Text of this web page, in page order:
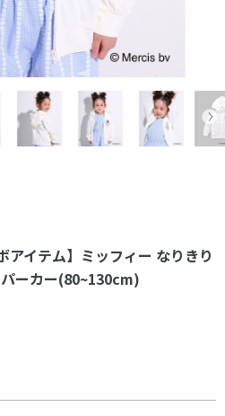
イテム】ミッフィー なりきり
ーカー(80~130cm)